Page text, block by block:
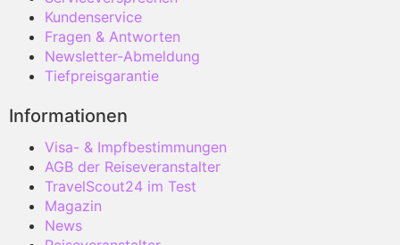
Kundenservice
Fragen & Antworten
Newsletter-Abmeldung
Tiefpreisgarantie
Informationen
Visa- & Impfbestimmungen
AGB der Reiseveranstalter
TravelScout24 im Test
Magazin
News